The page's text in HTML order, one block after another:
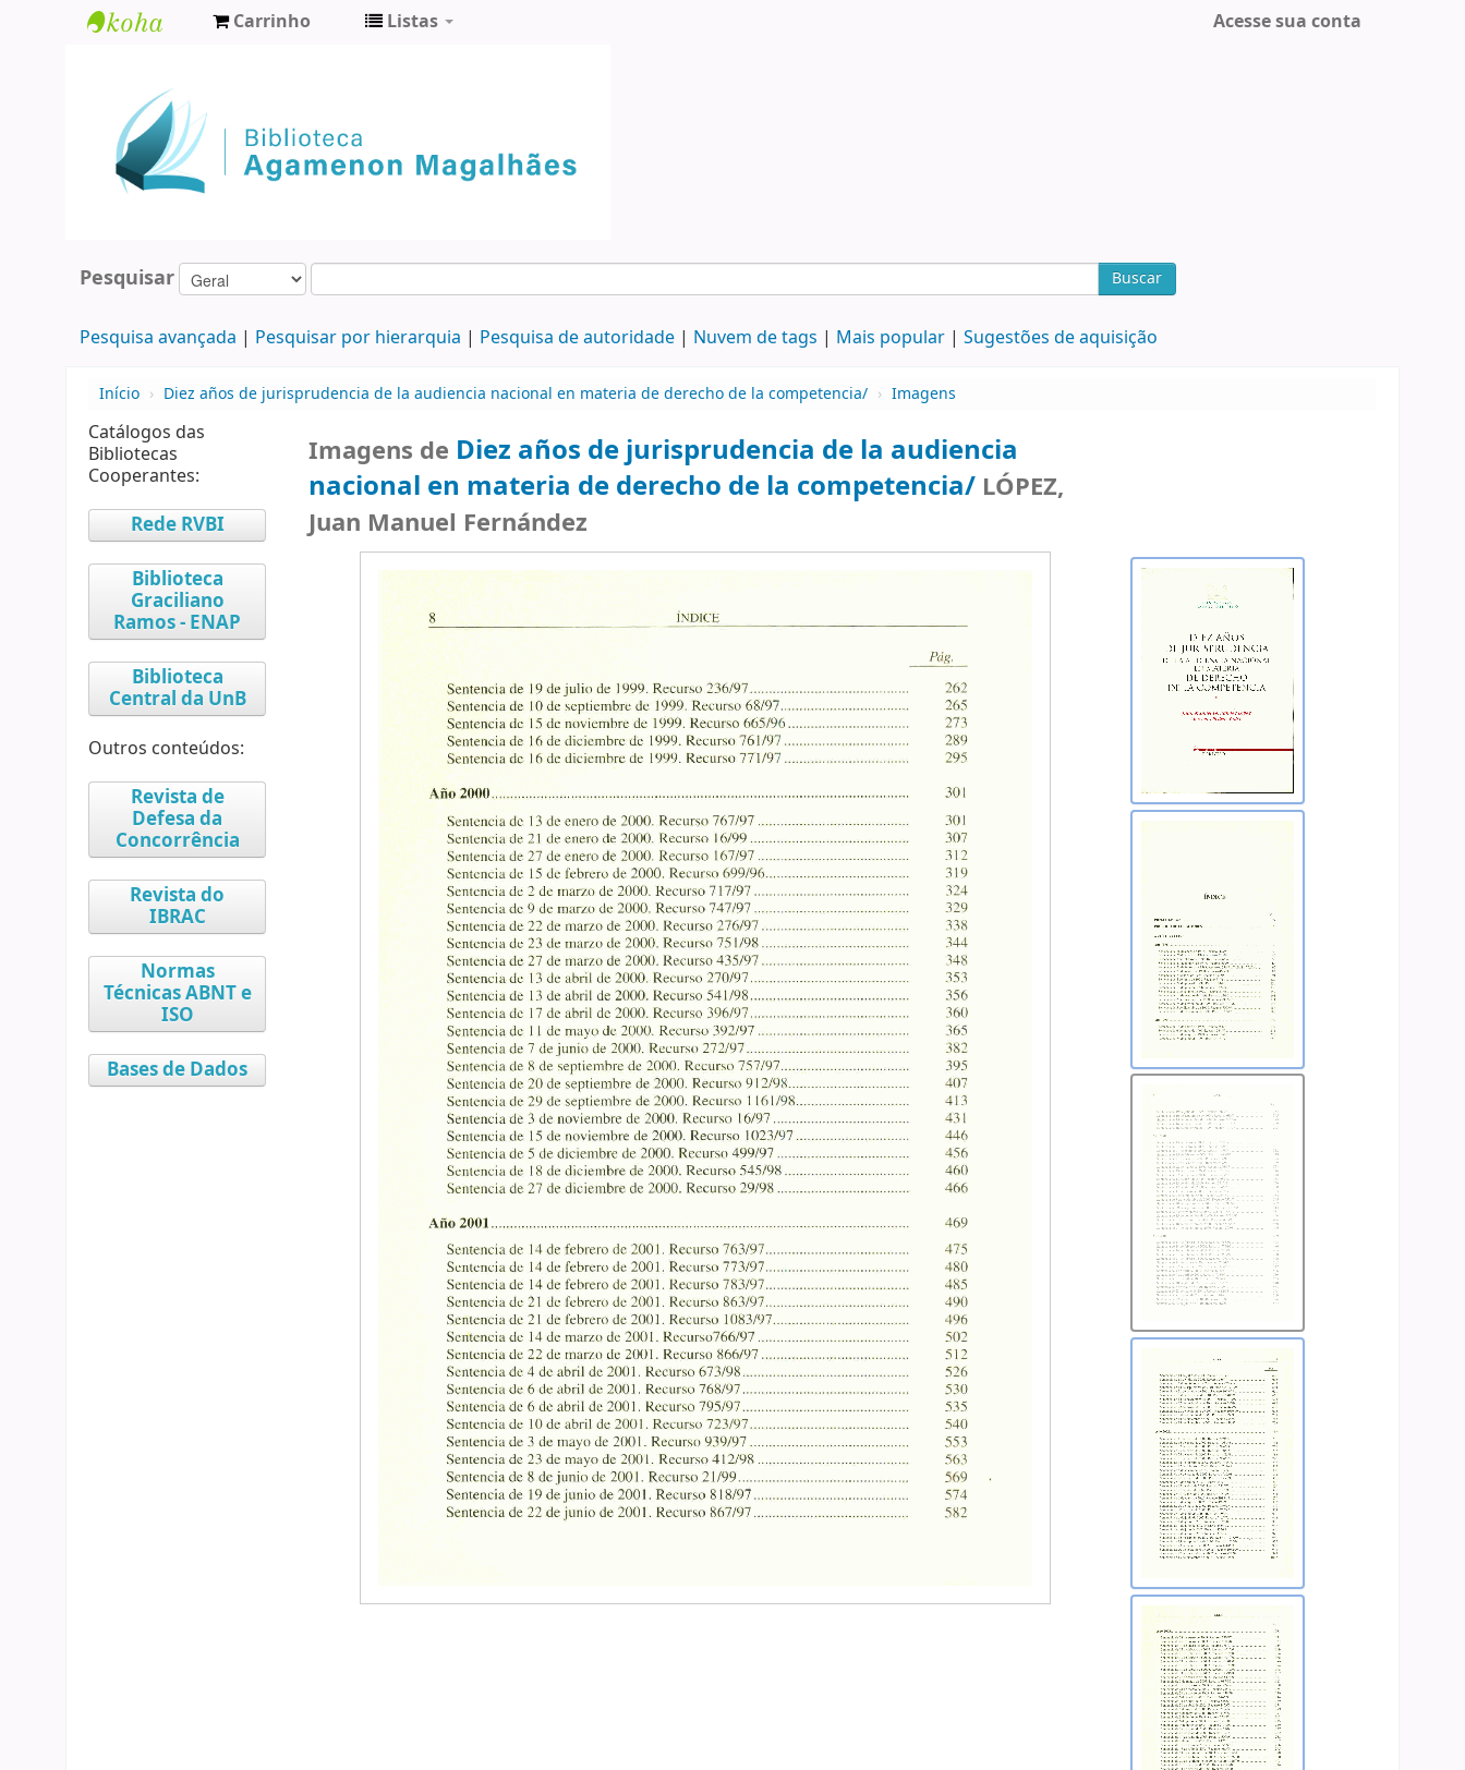
Agamenon
Magalhães
Carrinho Listas Acesse sua conta
Pesquisar Buscar
Pesquisa avançada Pesquisar por hierarquia Pesquisa de autoridade Nuvem de tags Mais popular Sugestões de aquisição
Início › Diez años de jurisprudencia de la audiencia nacional en materia de derecho de la competencia/ › Imagens
Catálogos das
Bibliotecas
Cooperantes:
Rede RVBI
Biblioteca
Graciliano
Ramos - ENAP
Biblioteca
Central da UnB
Outros conteúdos:
Revista de
Defesa da
Concorrência
Revista do
IBRAC
Normas
Técnicas ABNT e
ISO
Bases de Dados
Imagens de Diez años de jurisprudencia de la audiencia
nacional en materia de derecho de la competencia/ LÓPEZ,
Juan Manuel Fernández